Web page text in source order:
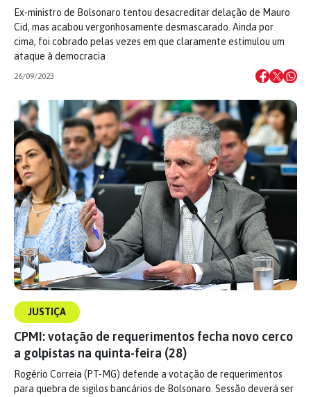
Ex-ministro de Bolsonaro tentou desacreditar delação de Mauro
Cid, mas acabou vergonhosamente desmascarado. Ainda por
cima, foi cobrado pelas vezes em que claramente estimulou um
ataque à democracia
26/09/2023
JUSTIÇA
CPMI: votação de requerimentos fecha novo cerco
a golpistas na quinta-feira (28)
Rogério Correia (PT-MG) defende a votação de requerimentos
para quebra de sigilos bancários de Bolsonaro. Sessão deverá ser